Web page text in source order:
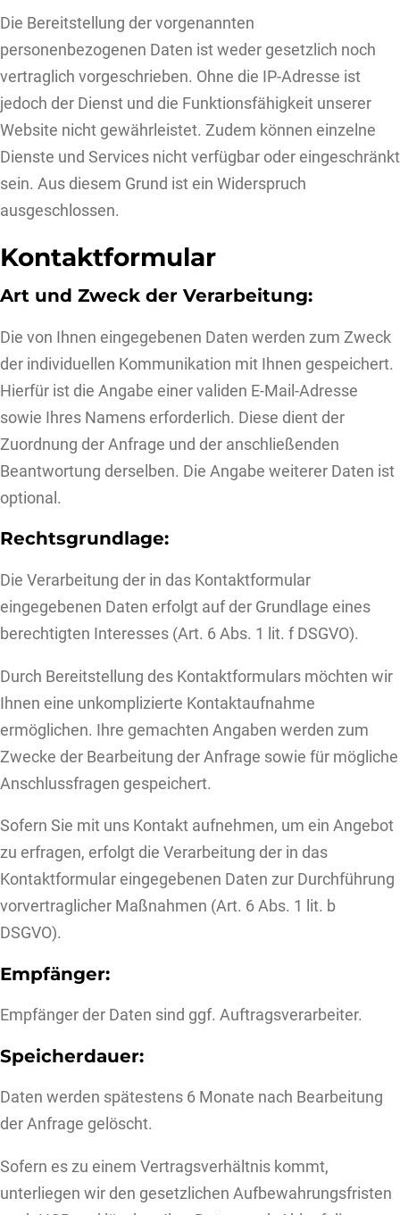
Die Bereitstellung der vorgenannten
personenbezogenen Daten ist weder gesetzlich noch
vertraglich vorgeschrieben. Ohne die IP-Adresse ist
jedoch der Dienst und die Funktionsfähigkeit unserer
Website nicht gewährleistet. Zudem können einzelne
Dienste und Services nicht verfügbar oder eingeschränkt
sein. Aus diesem Grund ist ein Widerspruch
ausgeschlossen.
Kontaktformular
Art und Zweck der Verarbeitung:
Die von Ihnen eingegebenen Daten werden zum Zweck
der individuellen Kommunikation mit Ihnen gespeichert.
Hierfür ist die Angabe einer validen E-Mail-Adresse
sowie Ihres Namens erforderlich. Diese dient der
Zuordnung der Anfrage und der anschließenden
Beantwortung derselben. Die Angabe weiterer Daten ist
optional.
Rechtsgrundlage:
Die Verarbeitung der in das Kontaktformular
eingegebenen Daten erfolgt auf der Grundlage eines
berechtigten Interesses (Art. 6 Abs. 1 lit. f DSGVO).
Durch Bereitstellung des Kontaktformulars möchten wir
Ihnen eine unkomplizierte Kontaktaufnahme
ermöglichen. Ihre gemachten Angaben werden zum
Zwecke der Bearbeitung der Anfrage sowie für mögliche
Anschlussfragen gespeichert.
Sofern Sie mit uns Kontakt aufnehmen, um ein Angebot
zu erfragen, erfolgt die Verarbeitung der in das
Kontaktformular eingegebenen Daten zur Durchführung
vorvertraglicher Maßnahmen (Art. 6 Abs. 1 lit. b
DSGVO).
Empfänger:
Empfänger der Daten sind ggf. Auftragsverarbeiter.
Speicherdauer:
Daten werden spätestens 6 Monate nach Bearbeitung
der Anfrage gelöscht.
Sofern es zu einem Vertragsverhältnis kommt,
unterliegen wir den gesetzlichen Aufbewahrungsfristen